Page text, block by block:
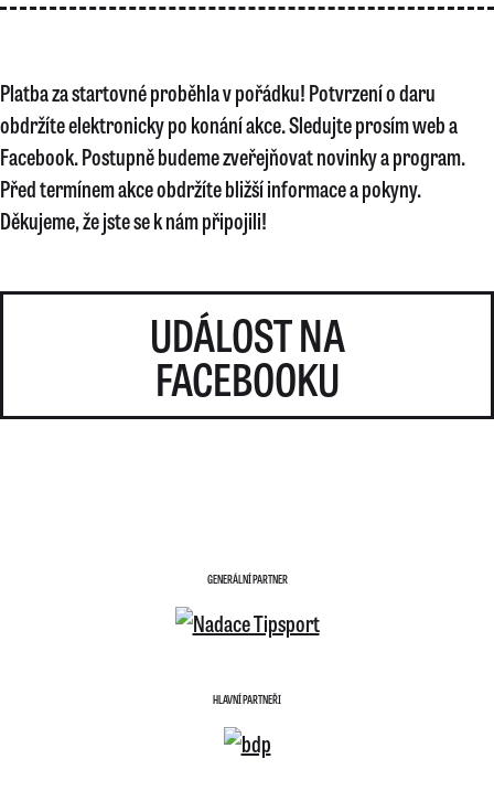
Platba za startovné proběhla v pořádku! Potvrzení o daru
obdržíte elektronicky po konání akce. Sledujte prosím web a
Facebook. Postupně budeme zveřejňovat novinky a program.
Před termínem akce obdržíte bližší informace a pokyny.
Děkujeme, že jste se k nám připojili!
UDÁLOST NA
FACEBOOKU
GENERÁLNÍ PARTNER
HLAVNÍ PARTNEŘI